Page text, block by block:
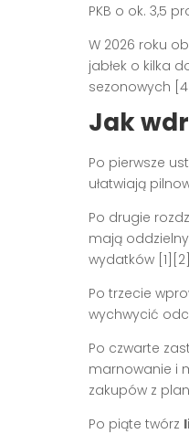
PKB o ok. 3,5
W 2026 roku
jabłek o kilka
sezonowych
Jak
Po pierwsze
ułatwiają
Po drugie
mają
wydatków
Po trzecie
wychwycić
Po czwarte
marnowanie i
zakupów z
Po piąte twórz